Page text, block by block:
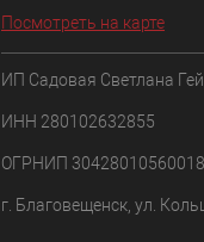
Посмотреть на карте
ИП Садовая Светлана
ИНН 280102632855
ОГРНИП
г. Благовещенск, ул.